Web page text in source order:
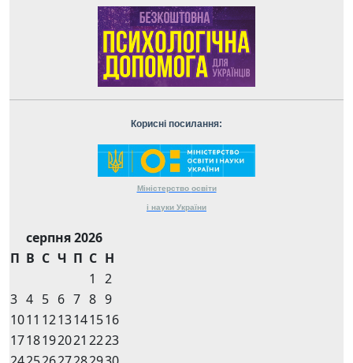
Корисні посилання:
Міністерство освіти
і науки України
серпня 2026
П В С Ч П С Н
1
2
3 4 5 6 7 8 9
1011 1213141516
1718192021 2223